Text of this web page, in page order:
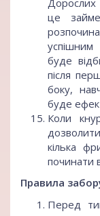
це
буде
після
боку,
буде
Коли
кілька
починати
Правила
Перед